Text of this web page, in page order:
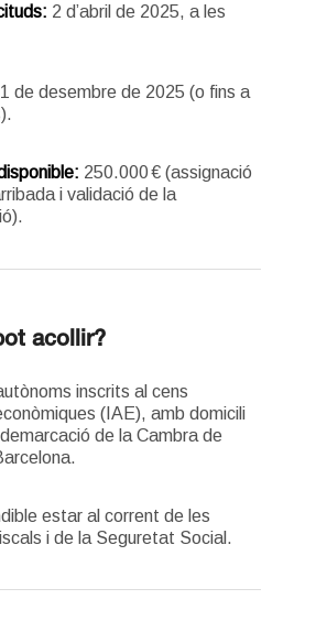
2 d’abril de 2025, a les
de desembre de 2025 (o fins a
250.000 € (assignació
i validació de la
acollir?
inscrits al cens
(IAE), amb domicili
de la Cambra de
estar al corrent de les
i de la Seguretat Social.